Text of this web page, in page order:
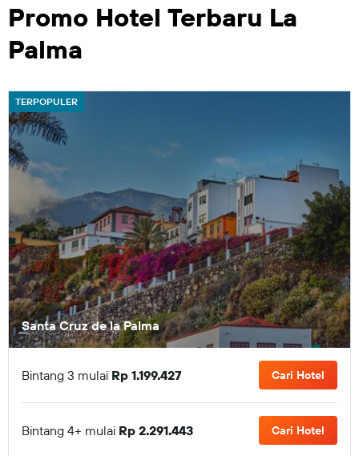
Promo Hotel Terbaru La
Palma
TERPOPULER
Santa Cruz de la Palma
Bintang 3 mulai Rp 1.199.427 Cari Hotel
Bintang 4+ mulai Rp 2.291.443 Cari Hotel